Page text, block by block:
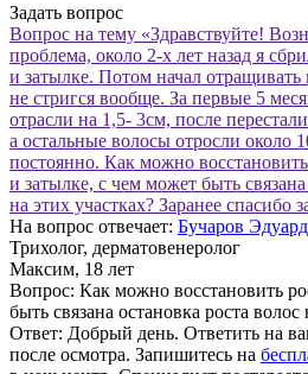
Задать вопрос
Вопрос на тему «Здравствуйте!
проблема, около 2-х лет назад я
и затылке. Потом начал отращивать
не стригся вообще. За первые 5
отрасли на 1,5- 3см, после
а остальные волосы отросли около
постоянно. Как можно
и затылке, с чем может быть
на этих участках? Заранее спасибо
На вопрос отвечает: Бучаров
Трихолог, дерматовенеролог
Максим, 18 лет
Вопрос: Как можно восстановить
быть связана остановка роста волос
Ответ: Добрый день. Ответить на
после осмотра. Запишитесь на